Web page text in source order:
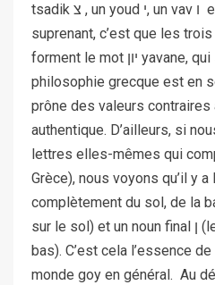
tsadik צ , un youd י, un vav ו et un noun נ. Ce qui est
suprenant, c’est que les
forment le mot יון yavane, qui signifie la Grèce. Or la
philosophie grecque est en
prône des valeurs contraires
authentique. D’ailleurs, si
lettres elles-mêmes qui
Grèce), nous voyons qu’il y
complètement du sol, de la
sur le sol) et un noun final ן (lettre allongée vers le
bas). C’est cela l’essence
monde goy en général. Au